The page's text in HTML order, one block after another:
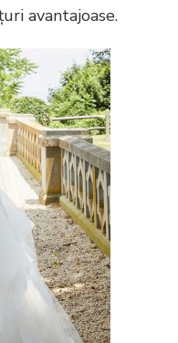
avantajoase.